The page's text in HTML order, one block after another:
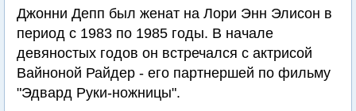
Джонни Депп был женат на Лори Энн Элисон в
период с 1983 по 1985 годы. В начале
девяностых годов он встречался с актрисой
Вайноной Райдер - его партнершей по фильму
"Эдвард Руки-ножницы".